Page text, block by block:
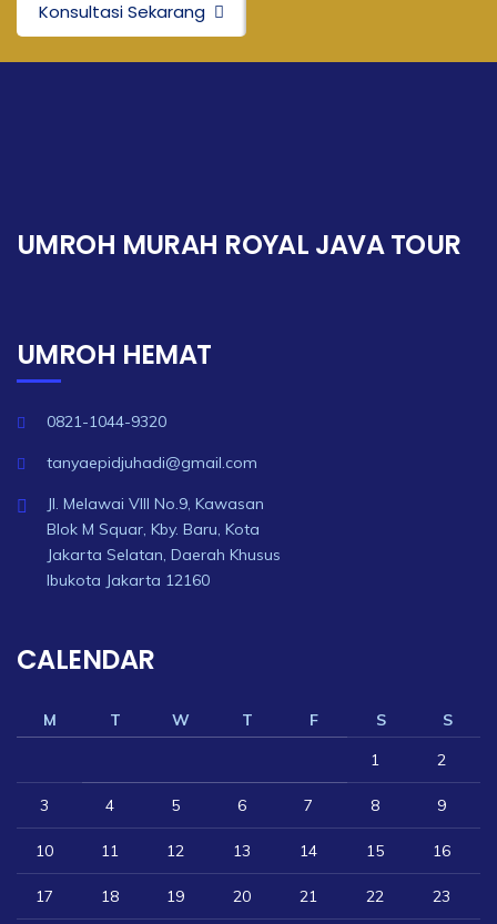
Konsultasi Sekarang
UMROH MURAH ROYAL JAVA TOUR
UMROH HEMAT
0821-1044-9320
tanyaepidjuhadi@gmail.com
Jl. Melawai VIII No.9, Kawasan
Blok M Squar, Kby. Baru, Kota
Jakarta Selatan, Daerah Khusus
Ibukota Jakarta 12160
CALENDAR
M T W T F S
S
1
2
3 4 5 6 7 8 9
10 11 12 13 14 15 16
17 18 19 20 21 22 23